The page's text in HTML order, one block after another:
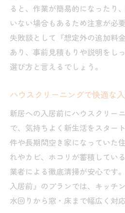
ると、作業が簡易的になったり
いない場合もあるため注意が必
失敗談として『想定外の追加料
あり、事前見積もりや説明をし
選び方と言えるでしょう。
ハウスクリーニングで快適な
新居への入居前にハウスクリー
で、気持ちよく新生活をスター
件や長期間空き家になっていた
れやカビ、ホコリが蓄積してい
業者による徹底清掃が安心です
入居前』のプランでは、キッチ
水回りから窓・床まで幅広く対